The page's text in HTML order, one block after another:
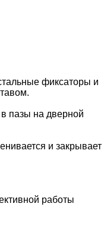
фиксаторы и
пазы на дверной
и закрывает
работы